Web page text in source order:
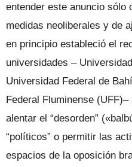
entender este anuncio sólo
medidas neoliberales y de
en principio estableció el
universidades –
Universidad Federal de
Federal Fluminense
alentar el “desorden”
“políticos” o permitir las
espacios de la oposición